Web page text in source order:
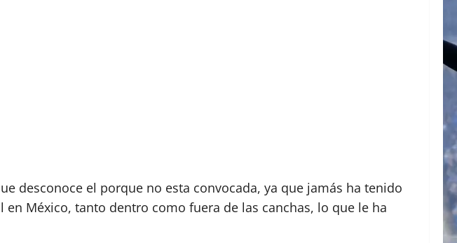
desconoce el porque no esta convocada, ya que jamás ha tenido
México, tanto dentro como fuera de las canchas, lo que le ha